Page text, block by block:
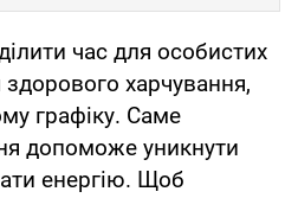
час для особистих
харчування,
графіку. Саме
допоможе уникнути
енергію. Щоб